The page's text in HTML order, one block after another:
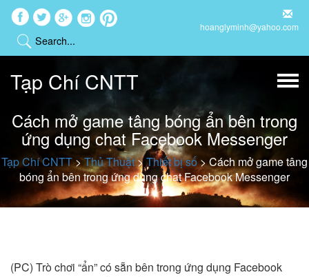
hoanglyminh@yahoo.com
Tạp Chí CNTT
Cách mở game tâng bóng ẩn bên trong
ứng dụng chat Facebook Messenger
Tạp Chí CNTT>Thủ Thuật>Thiết bị số>Cách mở game tâng
bóng ẩn bên trong ứng dụng chat Facebook Messenger
(PC) Trò chơi “ẩn” có sẵn bên trong ứng dụng Facebook